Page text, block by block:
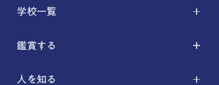
学校一覧
鑑賞する
人を知る